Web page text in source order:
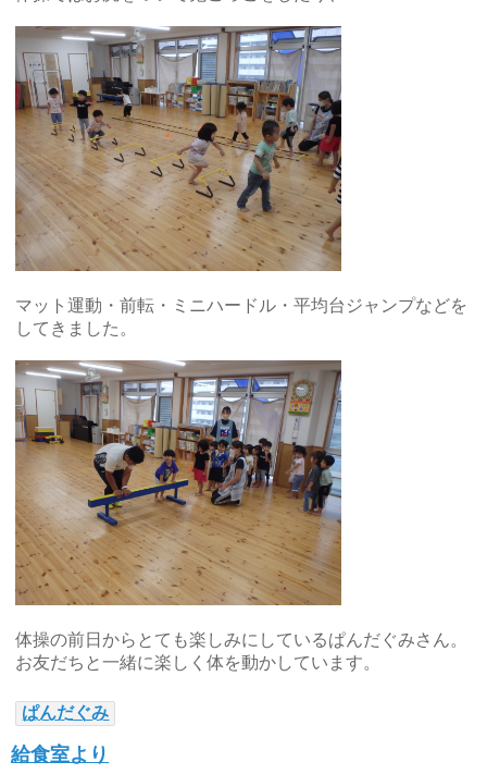
マット運動・前転・ミニハードル・平均台ジャンプなどを
してきました。
体操の前日からとても楽しみにしているぱんだぐみさん。
お友だちと一緒に楽しく体を動かしています。
ぱんだぐみ
給食室より